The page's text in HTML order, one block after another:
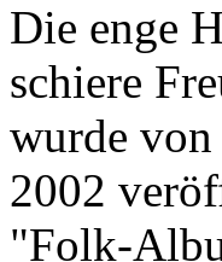
Die enge
schiere
wurde
2002
"Folk-